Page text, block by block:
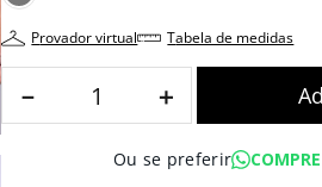
provador virtual tabela de medidas
＋
－
Ou se preferir